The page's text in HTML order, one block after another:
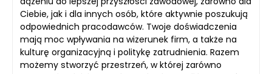
Ciebie, jak i dla innych osób, które aktywnie poszukują
odpowiednich pracodawców. Twoje doświadczenia
mają moc wpływania na wizerunek firm, a także na
kulturę organizacyjną i politykę zatrudnienia. Razem
możemy stworzyć przestrzeń, w której zarówno